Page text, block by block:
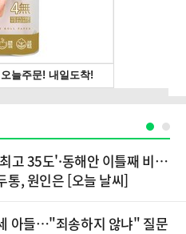
고 35도'·동해안 이틀째 비…
통, 원인은 [오늘 날씨]
아들…"죄송하지 않냐" 질문